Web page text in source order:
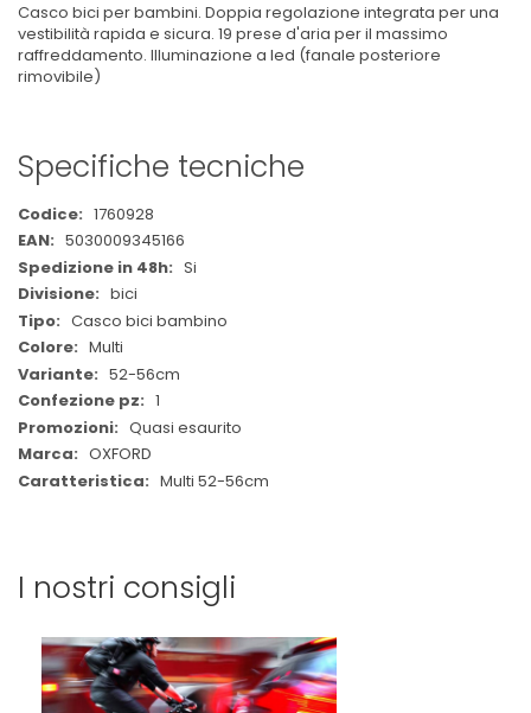
Casco bici per bambini. Doppia regolazione integrata per una
vestibilità rapida e sicura. 19 prese d'aria per il massimo
raffreddamento. Illuminazione a led (fanale posteriore
rimovibile)
Specifiche tecniche
Maggiori
Informazioni
1760928
5030009345166
Si
bici
Casco bici bambino
Multi
52-56cm
1
Quasi esaurito
OXFORD
Multi 52-56cm
I nostri consigli